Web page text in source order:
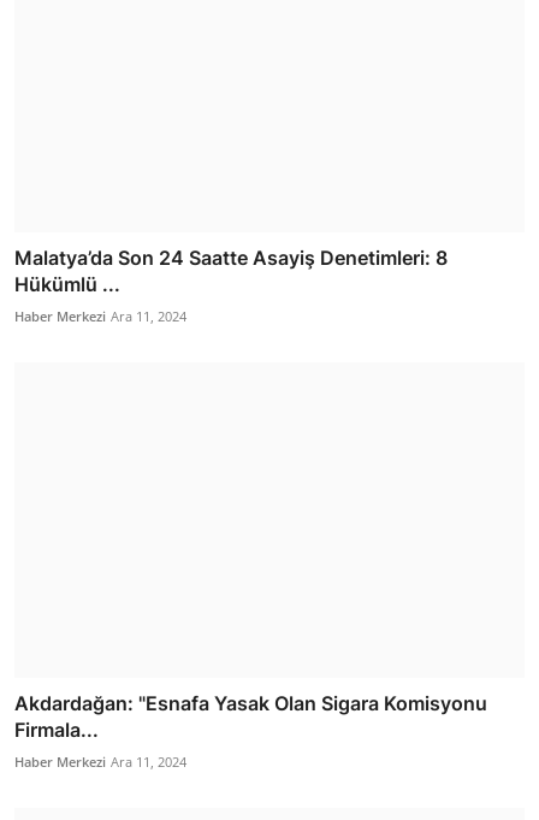
Malatya’da Son 24 Saatte Asayiş Denetimleri: 8
Hükümlü ...
Haber Merkezi Ara 11, 2024
Akdardağan: "Esnafa Yasak Olan Sigara Komisyonu
Firmala...
Haber Merkezi Ara 11, 2024